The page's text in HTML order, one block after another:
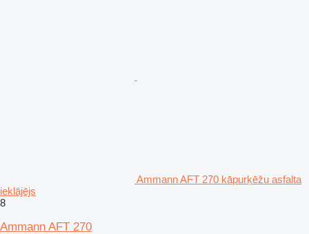
Ammann AFT 270 kāpurķēžu asfalta
ieklājējs
8
Ammann AFT 270